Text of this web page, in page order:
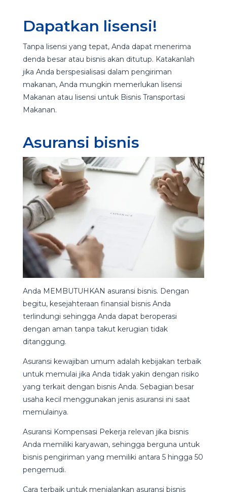
Dapatkan lisensi!
Tanpa lisensi yang tepat, Anda dapat menerima
denda besar atau bisnis akan ditutup. Katakanlah
jika Anda berspesialisasi dalam pengiriman
makanan, Anda mungkin memerlukan lisensi
Makanan atau lisensi untuk Bisnis Transportasi
Makanan.
Asuransi bisnis
Anda MEMBUTUHKAN asuransi bisnis. Dengan
begitu, kesejahteraan finansial bisnis Anda
terlindungi sehingga Anda dapat beroperasi
dengan aman tanpa takut kerugian tidak
ditanggung.
Asuransi kewajiban umum adalah kebijakan terbaik
untuk memulai jika Anda tidak yakin dengan risiko
yang terkait dengan bisnis Anda. Sebagian besar
usaha kecil menggunakan jenis asuransi ini saat
memulainya.
Asuransi Kompensasi Pekerja relevan jika bisnis
Anda memiliki karyawan, sehingga berguna untuk
bisnis pengiriman yang memiliki antara 5 hingga 50
pengemudi.
Cara terbaik untuk menjalankan asuransi bisnis